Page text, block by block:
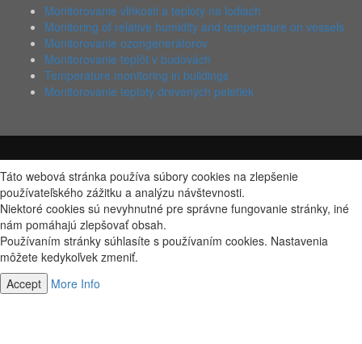
Monitorovanie vlhkosti a teploty na lodiach
Monitoring of relative humidity and temperature on vessels
Monitorovanie ozongenerátorov
Monitorovanie teplôt v budovách
Temperature monitoring in buildings
Monitorovanie teploty drevených peletiek
Táto webová stránka používa súbory cookies na zlepšenie
používateľského zážitku a analýzu návštevnosti.
Niektoré cookies sú nevyhnutné pre správne fungovanie stránky, iné
nám pomáhajú zlepšovať obsah.
Používaním stránky súhlasíte s používaním cookies. Nastavenia
môžete kedykoľvek zmeniť.
Accept
More Info